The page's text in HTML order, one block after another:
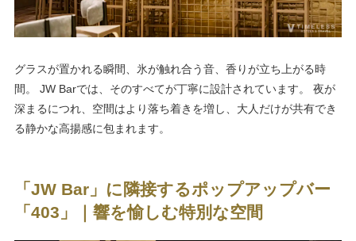
グラスが置かれる瞬間、氷が触れ合う音、香りが立ち上がる時
間。 JW Barでは、そのすべてが丁寧に設計されています。 夜が
深まるにつれ、空間はより落ち着きを増し、大人だけが共有でき
る静かな高揚感に包まれます。
「JW Bar」に隣接するポップアップバー
「403」｜響を愉しむ特別な空間